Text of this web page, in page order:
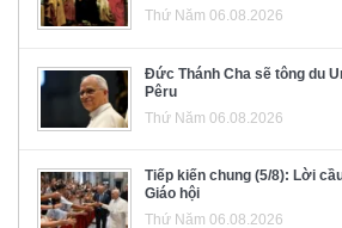
Thứ Năm 06.08.2026
Đức Thánh Cha sẽ tông du
Pêru
Thứ Năm 06.08.2026
Tiếp kiến chung (5/8): Lời
Giáo hội
Thứ Năm 06.08.2026